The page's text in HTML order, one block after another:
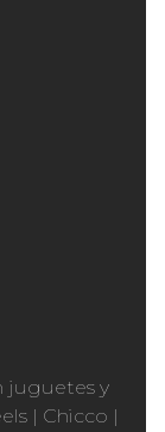
juguetes y
| Chicco |